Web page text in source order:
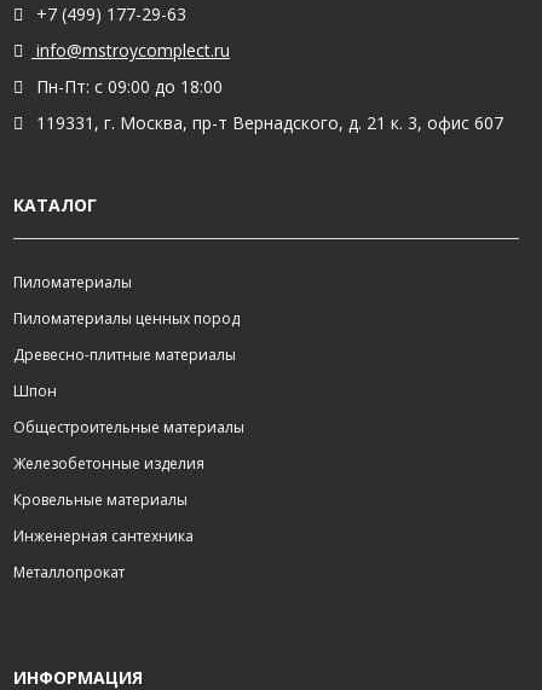
+7 (499) 177-29-63
info@mstroycomplect.ru
Пн-Пт: с 09:00 до 18:00
119331, г. Москва, пр-т Вернадского, д. 21 к. 3, офис 607
КАТАЛОГ
Пиломатериалы
Пиломатериалы ценных пород
Древесно-плитные материалы
Шпон
Общестроительные материалы
Железобетонные изделия
Кровельные материалы
Инженерная сантехника
Металлопрокат
ИНФОРМАЦИЯ